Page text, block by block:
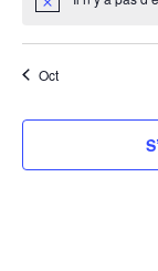
Notice
Oct